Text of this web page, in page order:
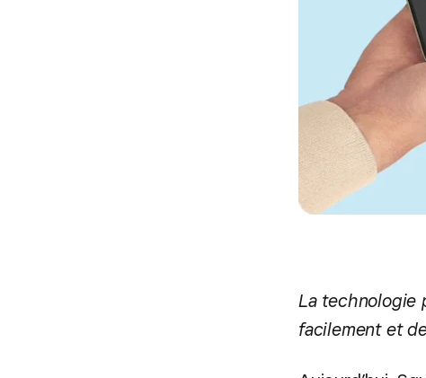
La technologie
facilement et